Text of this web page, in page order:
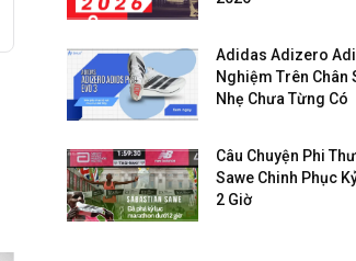
Adidas Adizero
Nghiệm Trên Chân
Nhẹ Chưa Từng Có
Câu Chuyện Phi
Sawe Chinh Phục
2 Giờ